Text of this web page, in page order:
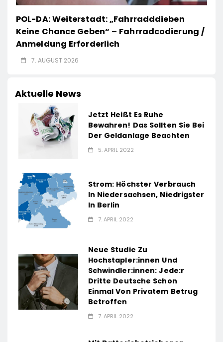
POL-DA: Weiterstadt: „Fahrradddieben
Keine Chance Geben“ – Fahrradcodierung /
Anmeldung Erforderlich
7. AUGUST 2026
Aktuelle News
Jetzt Heißt Es Ruhe
Bewahren! Das Sollten Sie Bei
Der Geldanlage Beachten
5. APRIL 2022
Strom: Höchster Verbrauch
In Niedersachsen, Niedrigster
In Berlin
7. APRIL 2022
Neue Studie Zu
Hochstapler:innen Und
Schwindler:innen: Jede:r
Dritte Deutsche Schon
Einmal Von Privatem Betrug
Betroffen
7. APRIL 2022